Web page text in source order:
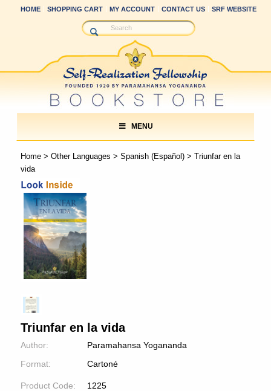
HOME SHOPPING CART MY ACCOUNT CONTACT US SRF WEBSITE
MENU
Home> Other Languages > Spanish (Español)> Triunfar en la
vida
Triunfar en la vida
Author:
Paramahansa Yogananda
Format:
Cartoné
Product Code:
1225